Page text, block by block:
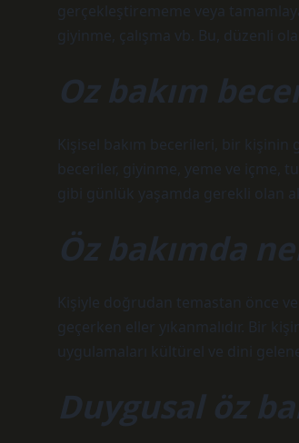
gerçekleştirememe veya
giyinme, çalışma vb. Bu, düzenli
Oz bakım
Kişisel bakım becerileri, bir
beceriler, giyinme, yeme ve içme,
gibi günlük yaşamda gerekli olan
Öz bakımda
Kişiyle doğrudan temastan önce
geçerken eller yıkanmalıdır. Bir
uygulamaları kültürel ve dini
Duygusal öz